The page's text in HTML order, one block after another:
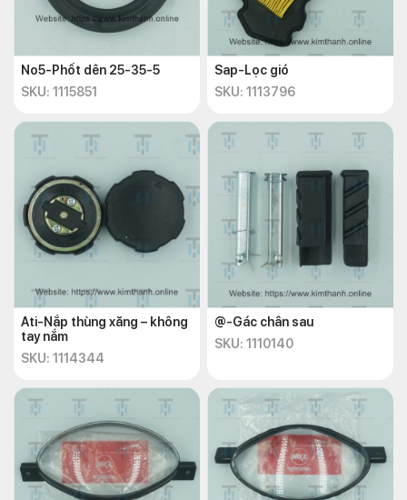
No5-Phốt dên 25-35-5
SKU: 1115851
Sap-Lọc gió
SKU: 1113796
Ati-Nắp thùng xăng – không
tay nắm
SKU: 1114344
@-Gác chân sau
SKU: 1110140